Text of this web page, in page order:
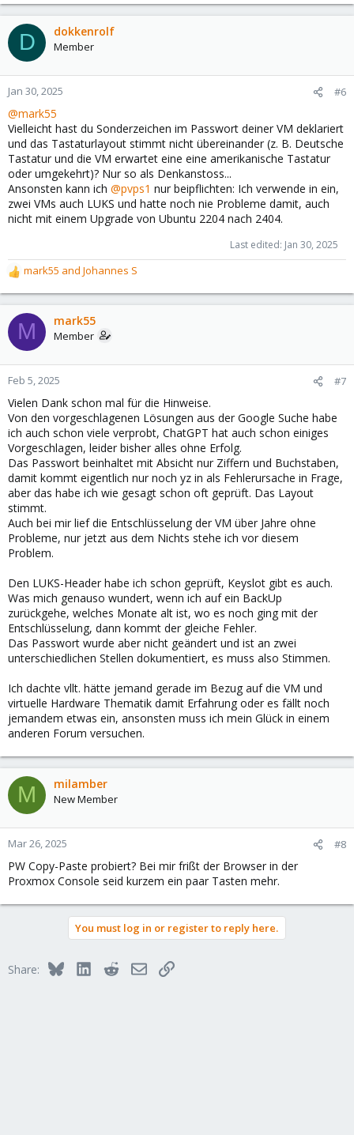
D dokkenrolf
Member
Jan 30, 2025 #6
@mark55
Vielleicht hast du Sonderzeichen im Passwort deiner VM deklariert
und das Tastaturlayout stimmt nicht übereinander (z. B. Deutsche
Tastatur und die VM erwartet eine eine amerikanische Tastatur
oder umgekehrt)? Nur so als Denkanstoss...
Ansonsten kann ich @pvps1 nur beipflichten: Ich verwende in ein,
zwei VMs auch LUKS und hatte noch nie Probleme damit, auch
nicht mit einem Upgrade von Ubuntu 2204 nach 2404.
Last edited: Jan 30, 2025
R
e
a
c
t
o
n
:
mark55 and Johannes S
M mark55
Member
Feb 5, 2025 #7
Vielen Dank schon mal für die Hinweise.
Von den vorgeschlagenen Lösungen aus der Google Suche habe
ich auch schon viele verprobt, ChatGPT hat auch schon einiges
Vorgeschlagen, leider bisher alles ohne Erfolg.
Das Passwort beinhaltet mit Absicht nur Ziffern und Buchstaben,
damit kommt eigentlich nur noch yz in als Fehlerursache in Frage,
aber das habe ich wie gesagt schon oft geprüft. Das Layout
stimmt.
Auch bei mir lief die Entschlüsselung der VM über Jahre ohne
Probleme, nur jetzt aus dem Nichts stehe ich vor diesem
Problem.
Den LUKS-Header habe ich schon geprüft, Keyslot gibt es auch.
Was mich genauso wundert, wenn ich auf ein BackUp
zurückgehe, welches Monate alt ist, wo es noch ging mit der
Entschlüsselung, dann kommt der gleiche Fehler.
Das Passwort wurde aber nicht geändert und ist an zwei
unterschiedlichen Stellen dokumentiert, es muss also Stimmen.
Ich dachte vllt. hätte jemand gerade im Bezug auf die VM und
virtuelle Hardware Thematik damit Erfahrung oder es fällt noch
jemandem etwas ein, ansonsten muss ich mein Glück in einem
anderen Forum versuchen.
M milamber
New Member
Mar 26, 2025 #8
PW Copy-Paste probiert? Bei mir frißt der Browser in der
Proxmox Console seid kurzem ein paar Tasten mehr.
You must log in or register to reply here.
Share: BlueskyLinkedInRedditEmailLink